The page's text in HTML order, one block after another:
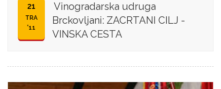
21
TRA
'11
Vinogradarska udruga
Brckovljani: ZACRTANI CILJ -
VINSKA CESTA